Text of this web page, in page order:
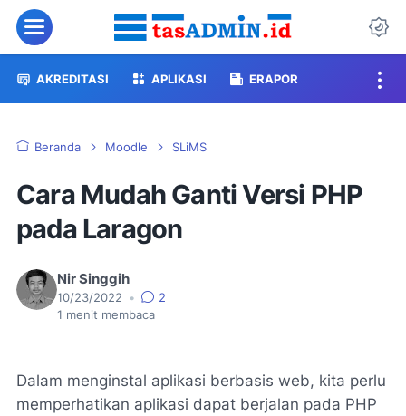
Menu
AKREDITASI APLIKASI ERAPOR
Beranda Moodle SLiMS
Cara Mudah Ganti Versi PHP
pada Laragon
Nir Singgih
10/23/2022 •
2
1 menit membaca
Dalam menginstal aplikasi berbasis web, kita perlu
memperhatikan aplikasi dapat berjalan pada PHP